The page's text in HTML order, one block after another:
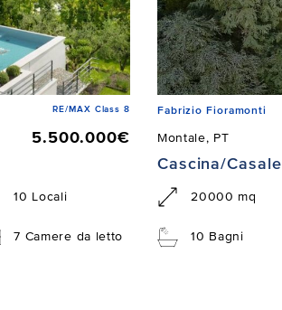
RE/MAX Class 8
5.500.000€
10 Locali
7 Camere da letto
Fabrizio Fioramonti
Montale, PT
Cascina/Casale
20000 mq
10 Bagni